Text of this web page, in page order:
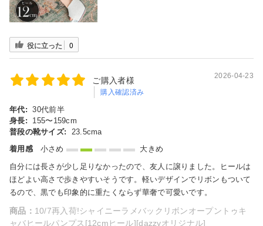
役に立った 0
ご購入者様
購入確認済み
2026-04-23
年代: 30代前半
身長:
155〜159cm
普段の靴サイズ:
23.5cma
着用感
小さめ
大きめ
自分には長さが少し足りなかったので、友人に譲りました。ヒールは
ほどよい高さで歩きやすいそうです。軽いデザインでリボンもついて
るので、黒でも印象的に重たくならず華奢で可愛いです。
商品： 10/7再入荷!シャイニーラメバックリボンオープントゥキ
ャバヒールパンプス[12cmヒール][dazzyオリジナル]